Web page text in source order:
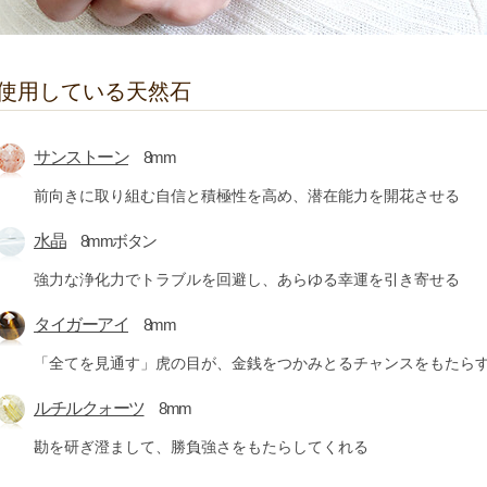
用している天然石
サンストーン8mm
前向きに取り組む自信と積極性を高め、潜在能力を開花させる
水晶8mmボタン
強力な浄化力でトラブルを回避し、あらゆる幸運を引き寄せる
タイガーアイ 8mm
「全てを見通す」虎の目が、金銭をつかみとるチャンスをもたら
ルチルクォーツ8mm
勘を研ぎ澄まして、勝負強さをもたらしてくれる